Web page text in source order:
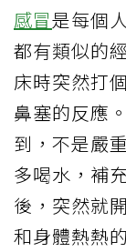
感冒是每個
都有類似的
床時突然打
鼻塞的反應
到，不是嚴
多喝水，補
後，突然就
和身體熱熱